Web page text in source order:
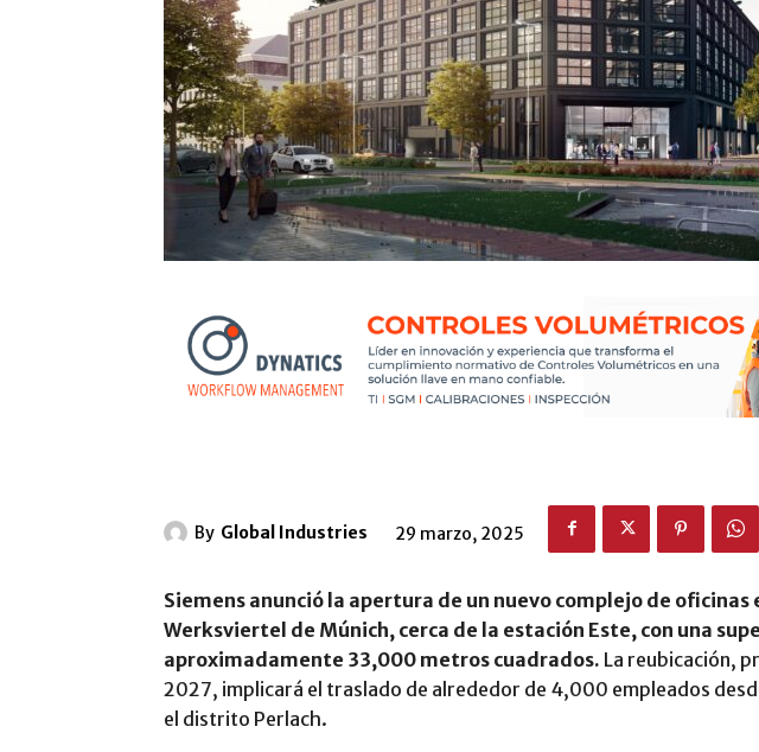
By Global Industries 29 marzo, 2025
Siemens anunció la apertura de un nuevo complejo de
Werksviertel de Múnich, cerca de la estación Este, con una
aproximadamente 33,000 metros cuadrados. La reubicación,
2027, implicará el traslado de alrededor de 4,000 empleados
el distrito Perlach.